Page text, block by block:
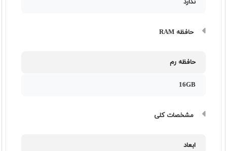
ندارد
حافظه RAM
حافظه رم
16GB
مشخصات کلی
ابعاد